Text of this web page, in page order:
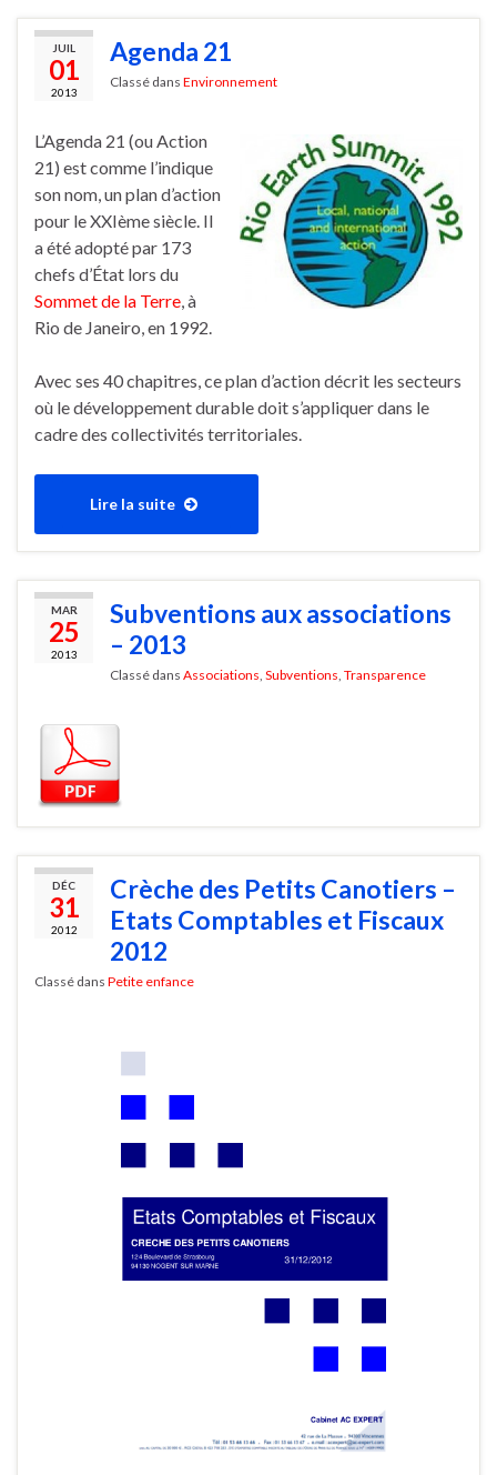
JUIL
01
2013
Agenda 21
Classé dans Environnement
L’Agenda 21 (ou Action
21) est comme l’indique
son nom, un plan d’action
pour le XXIème siècle. Il
a été adopté par 173
chefs d’État lors du
Sommet de la Terre, à
Rio de Janeiro, en 1992.
Avec ses 40 chapitres, ce plan d’action décrit les secteurs
où le développement durable doit s’appliquer dans le
cadre des collectivités territoriales.
Lire la suite
MAR
25
2013
Subventions aux associations
– 2013
Classé dans Associations, Subventions, Transparence
DÉC
31
2012
Crèche des Petits Canotiers –
Etats Comptables et Fiscaux
2012
Classé dans Petite enfance